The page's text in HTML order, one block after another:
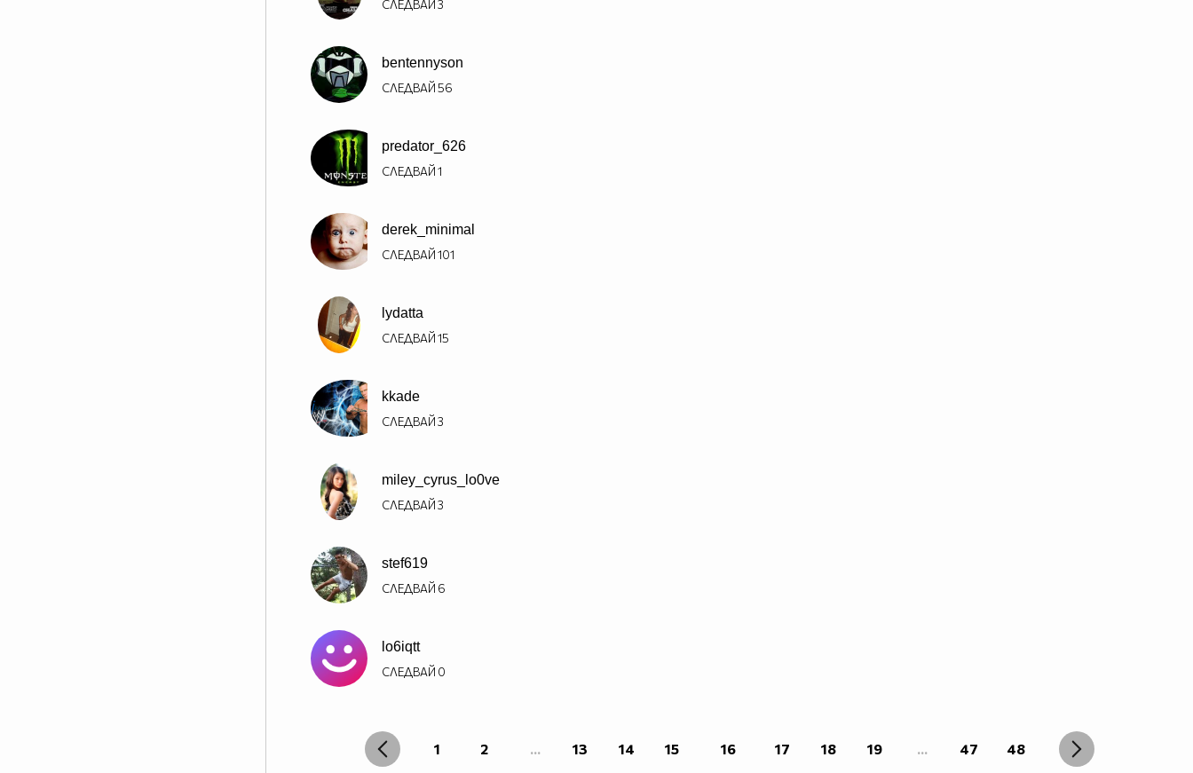
СЛЕДВАЙ3
bentennyson
СЛЕДВАЙ56
predator_626
СЛЕДВАЙ1
derek_minimal
СЛЕДВАЙ101
lydatta
СЛЕДВАЙ15
kkade
СЛЕДВАЙ3
miley_cyrus_lo0ve
СЛЕДВАЙ3
stef619
СЛЕДВАЙ 6
lo6iqtt
СЛЕДВАЙ 0
1 2 ... 13 14 15 16 17 18 19 ... 47 48